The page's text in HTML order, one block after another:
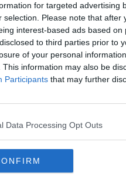
for targeted advertising
selection. Please note that
interest-based ads based
to third parties prior to
of your personal
This information may also be
Participants that may further
Data Processing Opt Outs
saranno a ingresso libero fino
l'Accademia dei
iscriviti alla
nella tua casella di posta.